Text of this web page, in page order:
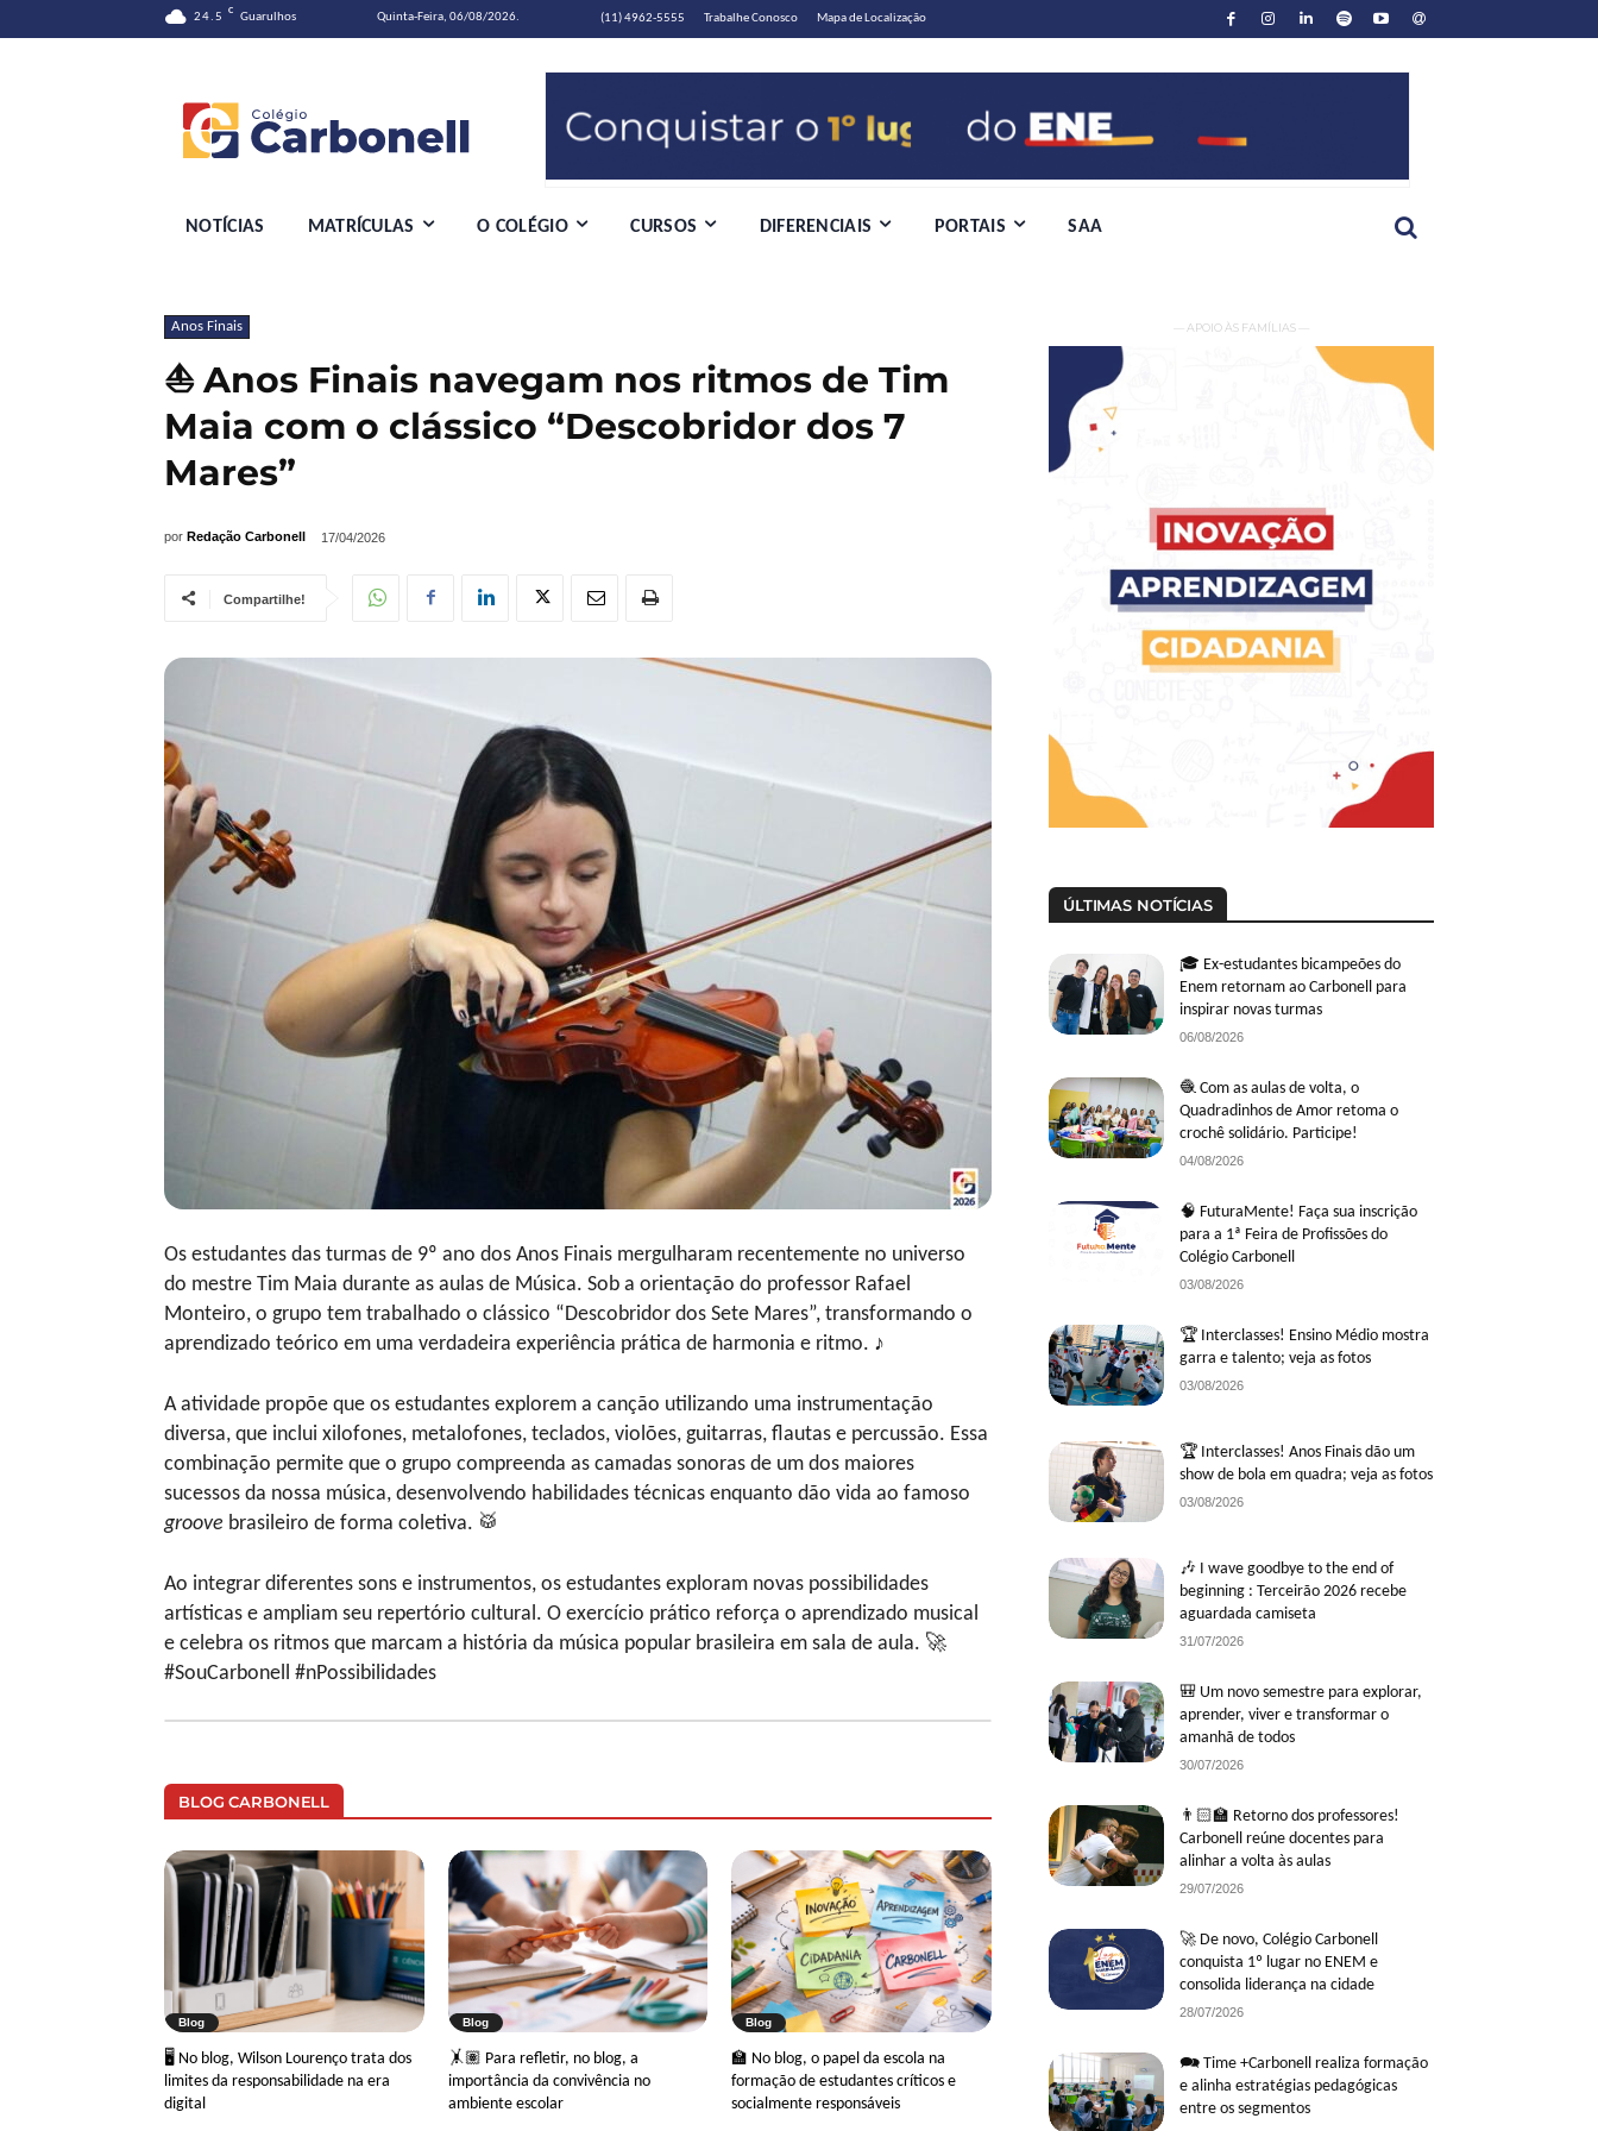
24.5 C Guarulhos Quinta-Feira, 06/08/2026. (11) 4962-5555 Trabalhe Conosco Mapa de Localização
NOTÍCIAS MATRÍCULAS O COLÉGIO CURSOS DIFERENCIAIS PORTAIS SAA
Anos Finais
⛵ Anos Finais navegam nos ritmos de Tim
Maia com o clássico “Descobridor dos 7
Mares”
por Redação Carbonell 17/04/2026
Compartilhe!
Os estudantes das turmas de 9º ano dos Anos Finais mergulharam recentemente no universo
do mestre Tim Maia durante as aulas de Música. Sob a orientação do professor Rafael
Monteiro, o grupo tem trabalhado o clássico “Descobridor dos Sete Mares”, transformando o
aprendizado teórico em uma verdadeira experiência prática de harmonia e ritmo. ♪
A atividade propõe que os estudantes explorem a canção utilizando uma instrumentação
diversa, que inclui xilofones, metalofones, teclados, violões, guitarras, flautas e percussão. Essa
combinação permite que o grupo compreenda as camadas sonoras de um dos maiores
sucessos da nossa música, desenvolvendo habilidades técnicas enquanto dão vida ao famoso
groove brasileiro de forma coletiva. 🥁
Ao integrar diferentes sons e instrumentos, os estudantes exploram novas possibilidades
artísticas e ampliam seu repertório cultural. O exercício prático reforça o aprendizado musical
e celebra os ritmos que marcam a história da música popular brasileira em sala de aula. 🚀
#SouCarbonell #nPossibilidades
BLOG CARBONELL
Blog
🖥 No blog, Wilson Lourenço trata dos
limites da responsabilidade na era
digital
Blog
🤸🏽 Para refletir, no blog, a
importância da convivência no
ambiente escolar
Blog
🏫 No blog, o papel da escola na
formação de estudantes críticos e
socialmente responsáveis
— APOIO ÀS FAMÍLIAS —
ÚLTIMAS NOTÍCIAS
🎓 Ex-estudantes bicampeões do
Enem retornam ao Carbonell para
inspirar novas turmas
06/08/2026
🧶 Com as aulas de volta, o
Quadradinhos de Amor retoma o
crochê solidário. Participe!
04/08/2026
🧠 FuturaMente! Faça sua inscrição
para a 1ª Feira de Profissões do
Colégio Carbonell
03/08/2026
🏆 Interclasses! Ensino Médio mostra
garra e talento; veja as fotos
03/08/2026
🏆 Interclasses! Anos Finais dão um
show de bola em quadra; veja as fotos
03/08/2026
🎶 I wave goodbye to the end of
beginning : Terceirão 2026 recebe
aguardada camiseta
31/07/2026
🎒 Um novo semestre para explorar,
aprender, viver e transformar o
amanhã de todos
30/07/2026
👨🏻‍🏫 Retorno dos professores!
Carbonell reúne docentes para
alinhar a volta às aulas
29/07/2026
🚀 De novo, Colégio Carbonell
conquista 1º lugar no ENEM e
consolida liderança na cidade
28/07/2026
🗪 Time +Carbonell realiza formação
e alinha estratégias pedagógicas
entre os segmentos